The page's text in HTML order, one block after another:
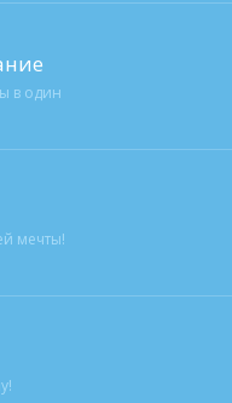
в один
мечты!